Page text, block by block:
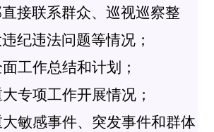
接联系群众、巡视巡察整
纪违法问题等情况；
面工作总结和计划；
大专项工作开展情况；
大敏感事件、突发事件和群体